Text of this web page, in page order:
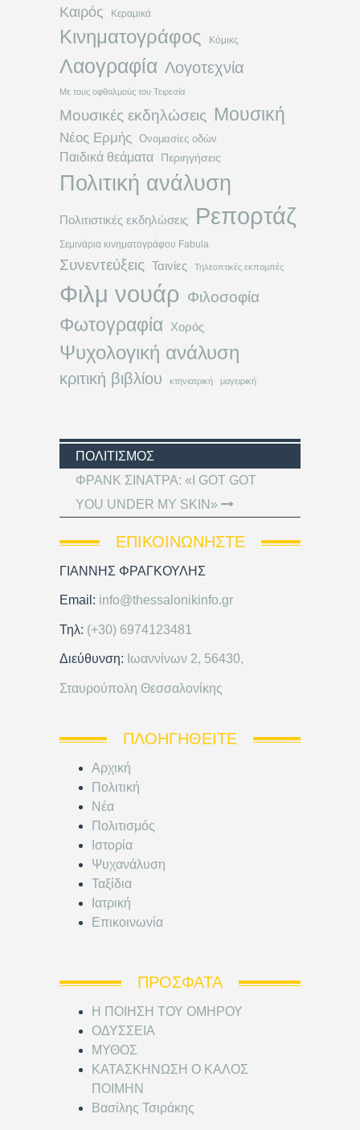
Καιρός Κεραμικά
Κινηματογράφος Κόμικς
Λαογραφία Λογοτεχνία
Με τους οφθαλμούς του Τειρεσία
Μουσικές εκδηλώσεις Μουσική
Νέος Ερμής Ονομασίες οδών
Παιδικά θεάματα Περιηγήσεις
Πολιτική ανάλυση
Πολιτιστικές εκδηλώσεις Ρεπορτάζ
Σεμινάρια κινηματογράφου Fabula
Συνεντεύξεις Ταινίες Τηλεοπτικές εκπομπές
Φιλμ νουάρ Φιλοσοφία
Φωτογραφία Χορός
Ψυχολογική ανάλυση
κριτική βιβλίου κτηνιατρική μαγειρική
ΠΟΛΙΤΙΣΜΌΣ
ΦΡΑΝΚ ΣΙΝΑΤΡΑ: «I GOT GOT
YOU UNDER MY SKIN»
ΕΠΙΚΟΙΝΩΝΉΣΤΕ
ΓΙΑΝΝΗΣ ΦΡΑΓΚΟΥΛΗΣ
Email: info@thessalonikinfo.gr
Τηλ: (+30) 6974123481
Διεύθυνση: Ιωαννίνων 2, 56430,
Σταυρούπολη Θεσσαλονίκης
ΠΛΟΗΓΗΘΕΊΤΕ
Αρχική
Πολιτική
Νέα
Πολιτισμός
Ιστορία
Ψυχανάλυση
Ταξίδια
Ιατρική
Επικοινωνία
ΠΡΌΣΦΑΤΑ
Η ΠΟΙΗΣΗ ΤΟΥ ΟΜΗΡΟΥ
ΟΔΥΣΣΕΙΑ
ΜΥΘΟΣ
ΚΑΤΑΣΚΗΝΩΣΗ Ο ΚΑΛΟΣ
ΠΟΙΜΗΝ
Βασίλης Τσιράκης